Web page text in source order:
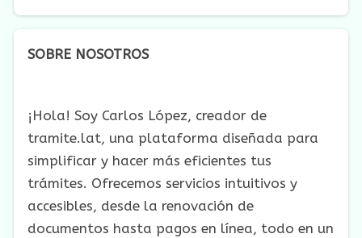
SOBRE NOSOTROS
¡Hola! Soy Carlos López, creador de
tramite.lat, una plataforma diseñada para
simplificar y hacer más eficientes tus
trámites. Ofrecemos servicios intuitivos y
accesibles, desde la renovación de
documentos hasta pagos en línea, todo en un